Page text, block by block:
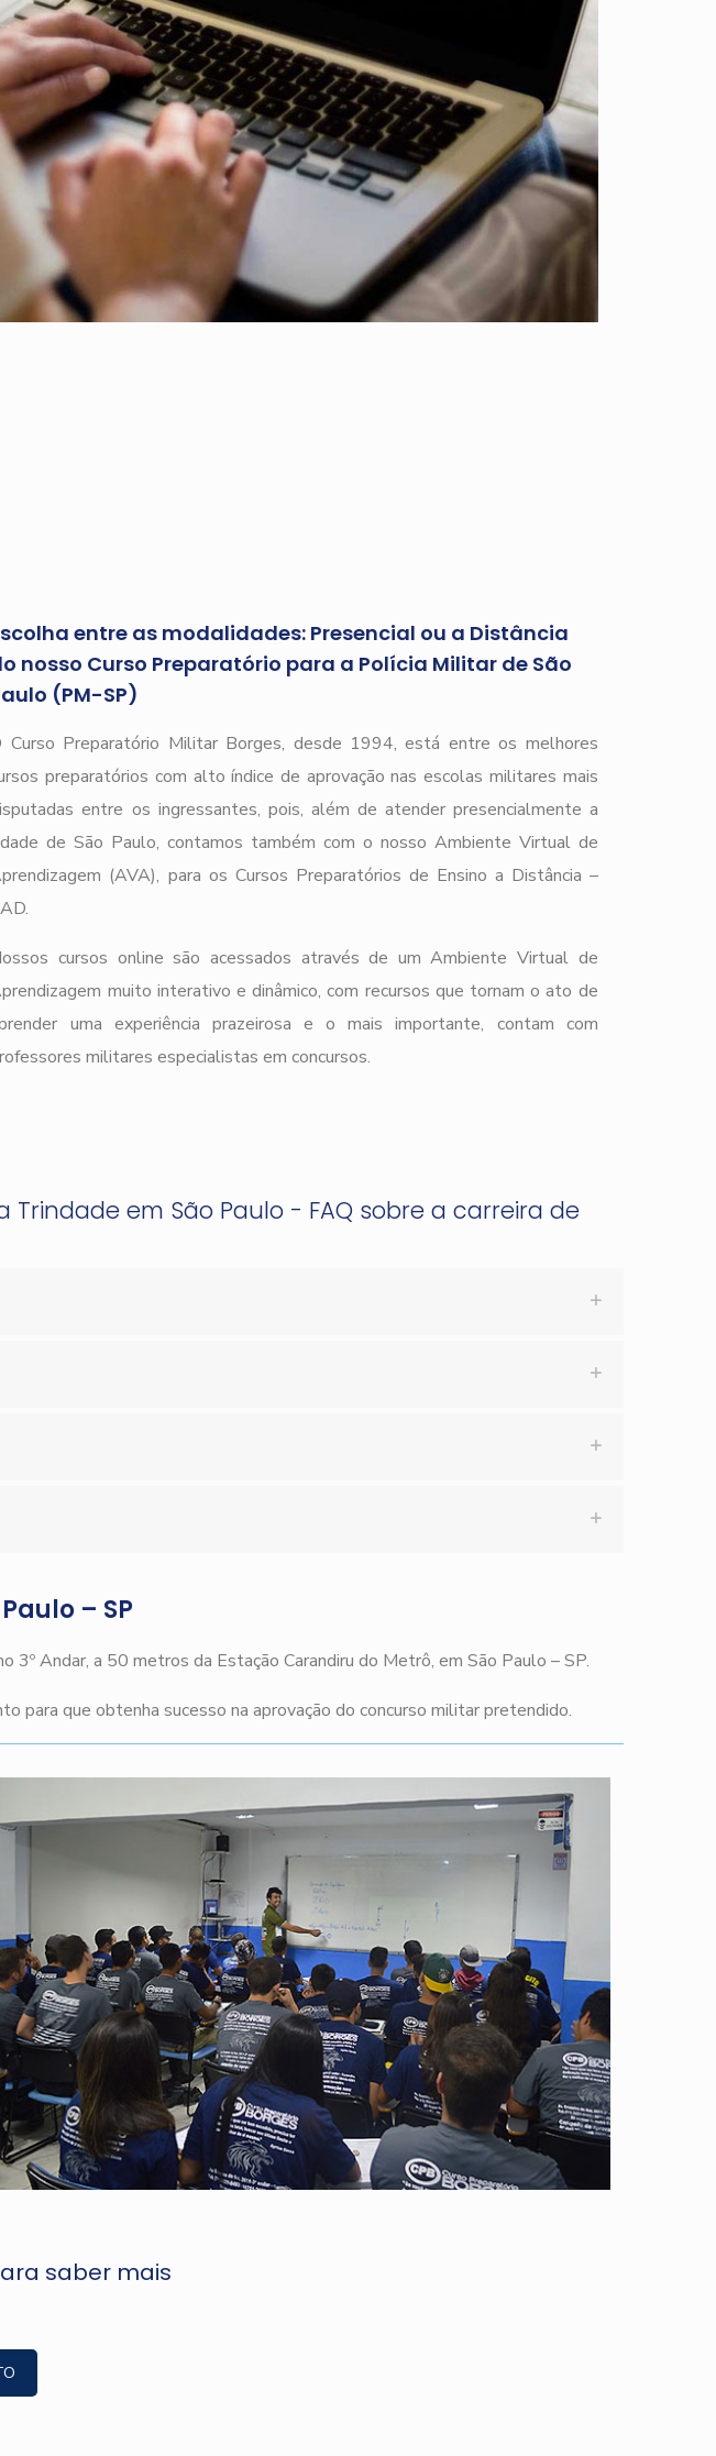
entre as modalidades: Presencial ou a Distância
nosso Curso Preparatório para a Polícia Militar de São
(PM-SP)
Curso Preparatório Militar Borges, desde 1994, está entre os melhores
preparatórios com alto índice de aprovação nas escolas militares mais
entre os ingressantes, pois, além de atender presencialmente a
de São Paulo, contamos também com o nosso Ambiente Virtual de
(AVA), para os Cursos Preparatórios de Ensino a Distância –
cursos online são acessados através de um Ambiente Virtual de
muito interativo e dinâmico, com recursos que tornam o ato de
uma experiência prazeirosa e o mais importante, contam com
militares especialistas em concursos.
Trindade em São Paulo - FAQ sobre a carreira de
– SP
Andar, a 50 metros da Estação Carandiru do Metrô, em São Paulo – SP.
para que obtenha sucesso na aprovação do concurso militar pretendido.
saber mais